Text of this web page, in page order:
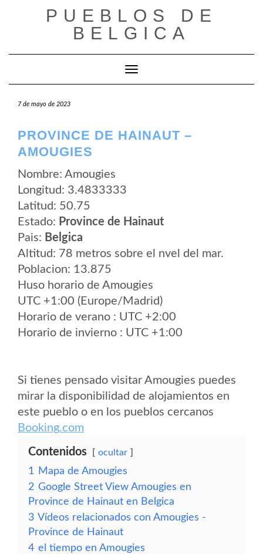
PUEBLOS DE
BELGICA
Cambiar modo de navegación
7 de mayo de 2023
PROVINCE DE HAINAUT –
AMOUGIES
Nombre: Amougies
Longitud: 3.4833333
Latitud: 50.75
Estado: Province de Hainaut
Pais: Belgica
Altitud: 78 metros sobre el nvel del mar.
Poblacion: 13.875
Huso horario de Amougies
UTC +1:00 (Europe/Madrid)
Horario de verano : UTC +2:00
Horario de invierno : UTC +1:00
Si tienes pensado visitar Amougies puedes
mirar la disponibilidad de alojamientos en
este pueblo o en los pueblos cercanos
Booking.com
Contenidos ocultar
1
Mapa de Amougies
2 Google Street View Amougies en
Province de Hainaut en Belgica
3 Vídeos relacionados con Amougies -
Province de Hainaut
4 el tiempo en Amougies